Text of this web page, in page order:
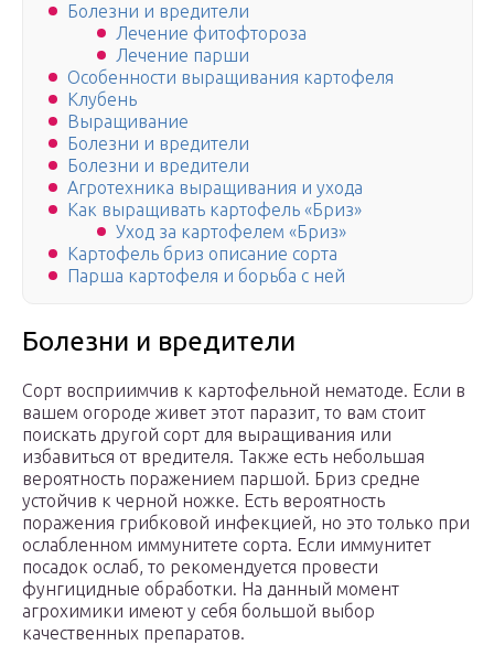
Болезни и вредители
Лечение фитофтороза
Лечение парши
Особенности выращивания картофеля
Клубень
Выращивание
Болезни и вредители
Болезни и вредители
Агротехника выращивания и ухода
Как выращивать картофель «Бриз»
Уход за картофелем «Бриз»
Картофель бриз описание сорта
Парша картофеля и борьба с ней
Болезни и вредители
Сорт восприимчив к картофельной нематоде. Если в
вашем огороде живет этот паразит, то вам стоит
поискать другой сорт для выращивания или
избавиться от вредителя. Также есть небольшая
вероятность поражением паршой. Бриз средне
устойчив к черной ножке. Есть вероятность
поражения грибковой инфекцией, но это только при
ослабленном иммунитете сорта. Если иммунитет
посадок ослаб, то рекомендуется провести
фунгицидные обработки. На данный момент
агрохимики имеют у себя большой выбор
качественных препаратов.